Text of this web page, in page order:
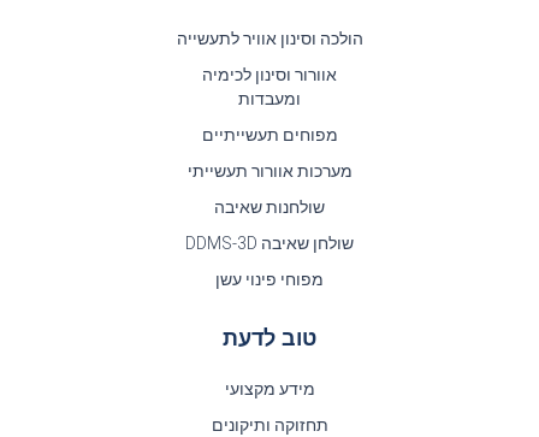
הולכה וסינון אוויר לתעשייה
אוורור וסינון לכימיה
ומעבדות
מפוחים תעשייתיים
מערכות אוורור תעשייתי
שולחנות שאיבה
שולחן שאיבה DDMS-3D
מפוחי פינוי עשן
טוב לדעת
מידע מקצועי
תחזוקה ותיקונים